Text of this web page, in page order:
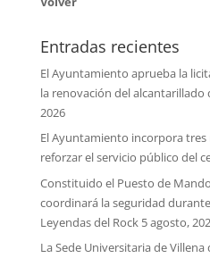
Entradas recientes
El Ayuntamiento aprueba la
la renovación del alcantarillado
2026
El Ayuntamiento incorpora
reforzar el servicio público del
Constituido el Puesto de
coordinará la seguridad
Leyendas del Rock 5 agosto,
La Sede Universitaria de